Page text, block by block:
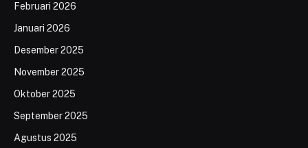
Februari 2026
Januari 2026
Desember 2025
November 2025
Oktober 2025
September 2025
Agustus 2025